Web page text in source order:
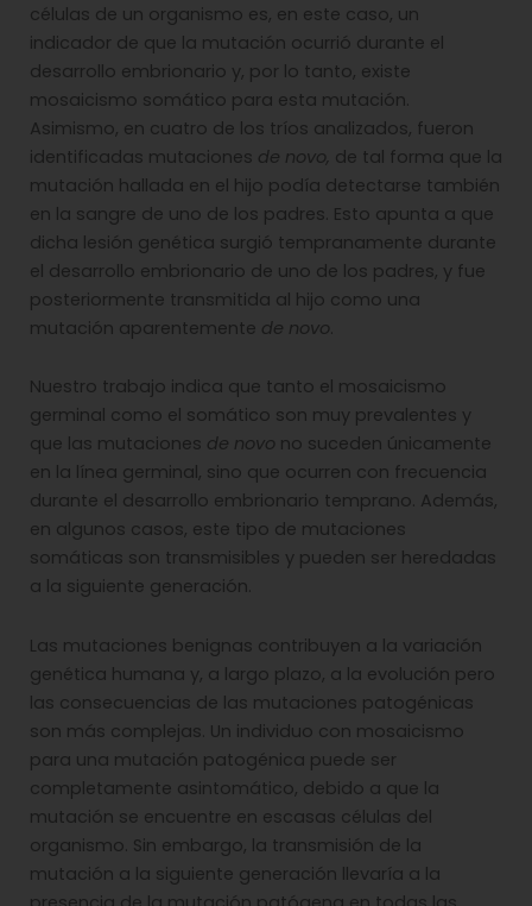
células de un organismo es, en este caso, un
indicador de que la mutación ocurrió durante el
desarrollo embrionario y, por lo tanto, existe
mosaicismo somático para esta mutación.
Asimismo, en cuatro de los tríos analizados, fueron
identificadas mutaciones de novo, de tal forma que la
mutación hallada en el hijo podía detectarse también
en la sangre de uno de los padres. Esto apunta a que
dicha lesión genética surgió tempranamente durante
el desarrollo embrionario de uno de los padres, y fue
posteriormente transmitida al hijo como una
mutación aparentemente de novo.
Nuestro trabajo indica que tanto el mosaicismo
germinal como el somático son muy prevalentes y
que las mutaciones de novo no suceden únicamente
en la línea germinal, sino que ocurren con frecuencia
durante el desarrollo embrionario temprano. Además,
en algunos casos, este tipo de mutaciones
somáticas son transmisibles y pueden ser heredadas
a la siguiente generación.
Las mutaciones benignas contribuyen a la variación
genética humana y, a largo plazo, a la evolución pero
las consecuencias de las mutaciones patogénicas
son más complejas. Un individuo con mosaicismo
para una mutación patogénica puede ser
completamente asintomático, debido a que la
mutación se encuentre en escasas células del
organismo. Sin embargo, la transmisión de la
mutación a la siguiente generación llevaría a la